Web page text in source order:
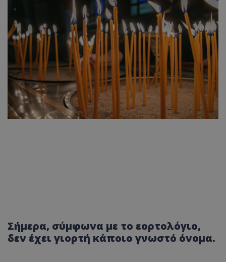
Σήμερα, σύμφωνα με το εορτολόγιο,
δεν έχει γιορτή κάποιο γνωστό όνομα.